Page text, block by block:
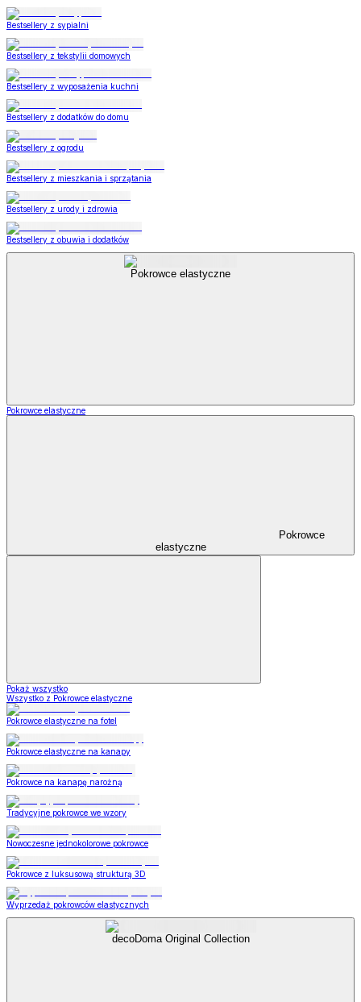
Bestsellery z sypialni
Bestsellery z tekstylii domowych
Bestsellery z wyposażenia kuchni
Bestsellery z dodatków do domu
Bestsellery z ogrodu
Bestsellery z mieszkania i sprzątania
Bestsellery z urody i zdrowia
Bestsellery z obuwia i dodatków
Pokrowce elastyczne
Pokrowce elastyczne
Pokrowce
elastyczne
Pokaż wszystko
Wszystko z Pokrowce elastyczne
Pokrowce elastyczne na fotel
Pokrowce elastyczne na kanapy
Pokrowce na kanapę narożną
Tradycyjne pokrowce we wzory
Nowoczesne jednokolorowe pokrowce
Pokrowce z luksusową strukturą 3D
Wyprzedaż pokrowców elastycznych
decoDoma Original Collection